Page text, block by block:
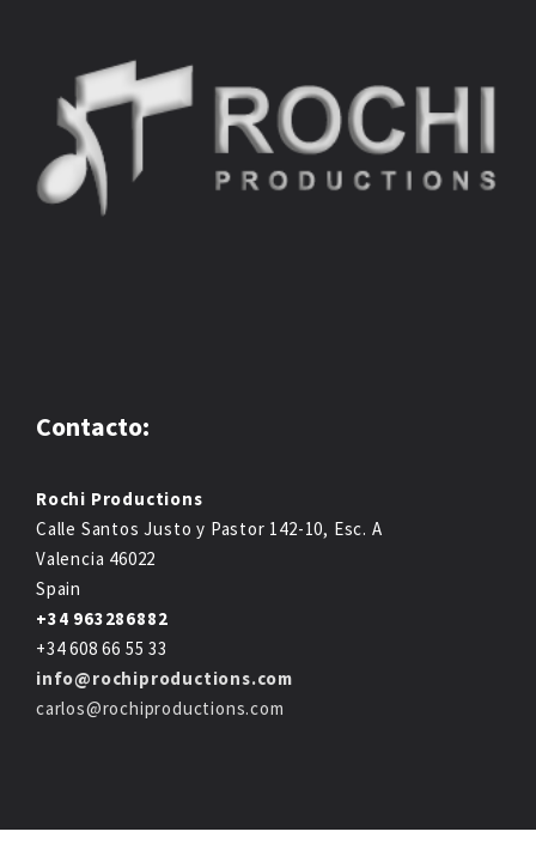
Contacto:
Rochi Productions
Calle Santos Justo y Pastor 142-10, Esc. A
Valencia 46022
Spain
+34 963286882
+34 608 66 55 33
info@rochiproductions.com
carlos@rochiproductions.com